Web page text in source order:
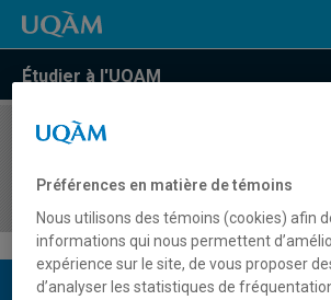
Étudier à l'UQAM
COURS//
citoyenneté québécoise
Description du cours
Préférences en matière de témoins
Nous utilisons des témoins (cookies) afin
informations qui nous permettent
expérience sur le site, de vous proposer
d’analyser les statistiques de